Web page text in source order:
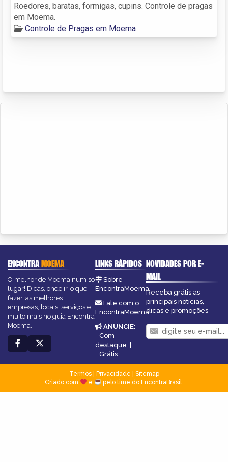
Roedores, baratas, formigas, cupins. Controle de pragas
em Moema.
Controle de Pragas em Moema
ENCONTRAMOEMA
O melhor de Moema num só
lugar! Dicas, onde ir, o que
fazer, as melhores
empresas, locais, serviços e
muito mais no guia Encontra
Moema.
LINKS RÁPIDOS
Sobre
EncontraMoema
Fale com o
EncontraMoema
ANUNCIE:
Com
destaque |
Grátis
NOVIDADES POR E-
MAIL
Receba grátis as
principais notícias,
dicas e promoções
Termos| Privacidade
Sitemap
Criado com
e pelo time do EncontraBrasil